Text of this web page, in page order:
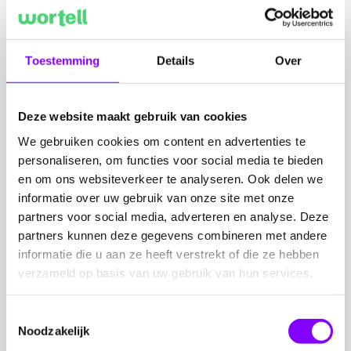
Toestemming Details Over
Deze website maakt gebruik van cookies
We gebruiken cookies om content en advertenties te
personaliseren, om functies voor social media te bieden
en om ons websiteverkeer te analyseren. Ook delen we
informatie over uw gebruik van onze site met onze
partners voor social media, adverteren en analyse. Deze
partners kunnen deze gegevens combineren met andere
informatie die u aan ze heeft verstrekt of die ze hebben
verzameld op basis van uw gebruik van hun services.
Noodzakelijk
uitgebreid traject waarin het moest voldoen meer
aantoonbare verbeteringen in de manier waarop
Wortell Azure-omgevingen beheert.
De voordelen voor organisaties zijn direct merkbaar:
Meer grip en veiligheid dankzij beleid dat volledig
als code wordt beheerd.
Meer snelheid en consistentie door
geautomatiseerde uitrol van resources
via pipelines.
Meer inzicht met tweemaandelijkse well-
architected reviews die helpen Azure-omgevingen
continu te verbeteren.